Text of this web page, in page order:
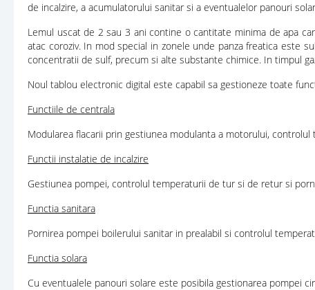
de incalzire, a acumulatorului sanitar si a eventualelor panouri
Lemul uscat de 2 sau 3 ani contine o cantitate minima de apa
atac coroziv. In mod special in zonele unde panza freatica este
concentratii de sulf, precum si alte substante chimice. In timpul
Noul tablou electronic digital este capabil sa gestioneze toate
Functiile de centrala
Modularea flacarii prin gestiunea modulanta a motorului,
Functii instalatie de incalzire
Gestiunea pompei, controlul temperaturii de tur si de retur si
Functia sanitara
Pornirea pompei boilerului sanitar in prealabil si controlul
Functia solara
Cu eventualele panouri solare este posibila gestionarea pompei